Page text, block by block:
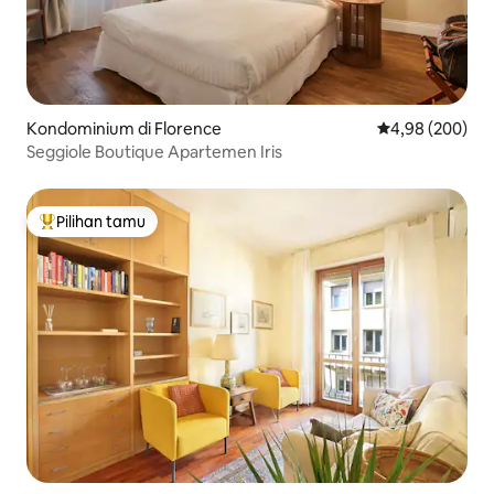
Kondominium di Florence Nilai rata-rata
4,98 (200)
Seggiole Boutique Apartemen Iris
Pilihan tamu terpopuler
Pilihan tamu